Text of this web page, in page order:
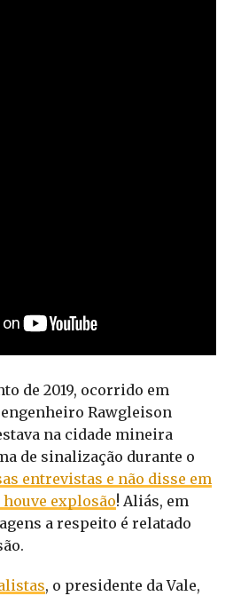
de 2019, ocorrido em
Rawgleison
na cidade mineira
de sinalização durante o
entrevistas e não disse em
explosão! Aliás, em
a respeito é relatado
, o presidente da Vale,